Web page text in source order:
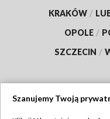
KRAKÓW /
OPOLE /
SZCZECIN /
Szanujemy Twoją